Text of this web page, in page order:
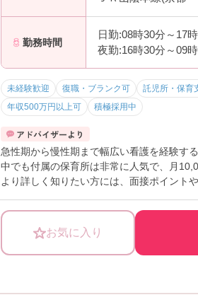
勤務時間
日勤:08時30分～17
夜勤:16時30分～09
未経験歓迎 復職・ブランク可 託児所・保育
年収500万円以上可
積極採用中
急性期から慢性期まで幅広い看護を経験す
中でも付属の保育所は非常に人気で、月
より詳しく知りたい方には、面接ポイント
お気に入り